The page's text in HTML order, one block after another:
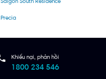
Precia
Khiếu nại, phản hồi
1800 234 546